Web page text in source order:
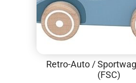
Retro-Auto /
(FSC)